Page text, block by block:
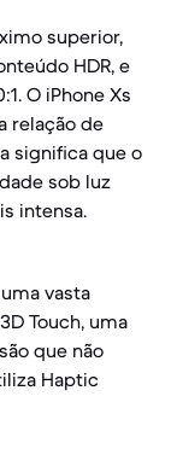
superior,
HDR, e
O iPhone Xs
relação de
significa que o
sob luz
intensa.
vasta
Touch, uma
que não
Haptic